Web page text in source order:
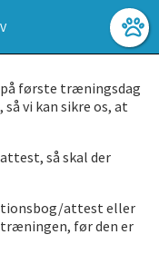
på første træningsdag
vi kan sikre os, at
så skal der
attest eller
før den er